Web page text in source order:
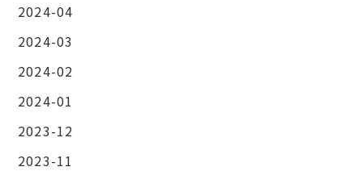
2024-04
2024-03
2024-02
2024-01
2023-12
2023-11